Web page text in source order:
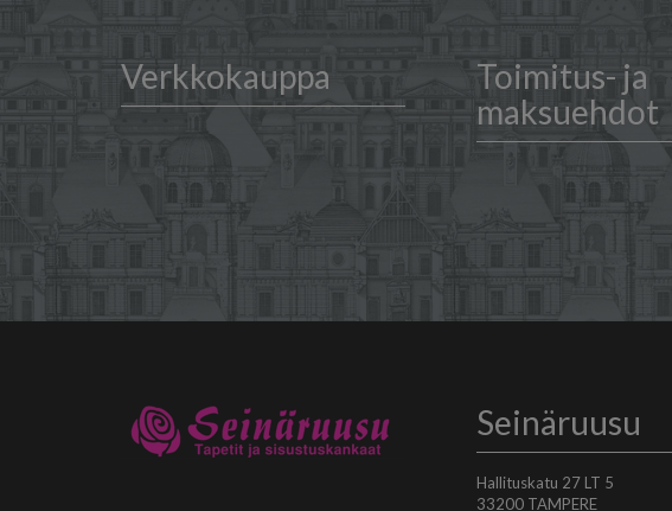
Verkkokauppa
Toimitus- ja
maksuehdot
Seinäruusu
Hallituskatu 27 LT 5
33200 TAMPERE